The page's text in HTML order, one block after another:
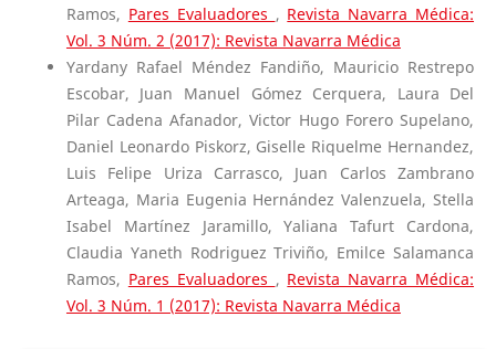
Ramos, Pares Evaluadores , Revista Navarra Médica:
Vol. 3 Núm. 2 (2017): Revista Navarra Médica
Yardany Rafael Méndez Fandiño, Mauricio Restrepo
Escobar, Juan Manuel Gómez Cerquera, Laura Del
Pilar Cadena Afanador, Victor Hugo Forero Supelano,
Daniel Leonardo Piskorz, Giselle Riquelme Hernandez,
Luis Felipe Uriza Carrasco, Juan Carlos Zambrano
Arteaga, Maria Eugenia Hernández Valenzuela, Stella
Isabel Martínez Jaramillo, Yaliana Tafurt Cardona,
Claudia Yaneth Rodriguez Triviño, Emilce Salamanca
Ramos, Pares Evaluadores , Revista Navarra Médica:
Vol. 3 Núm. 1 (2017): Revista Navarra Médica